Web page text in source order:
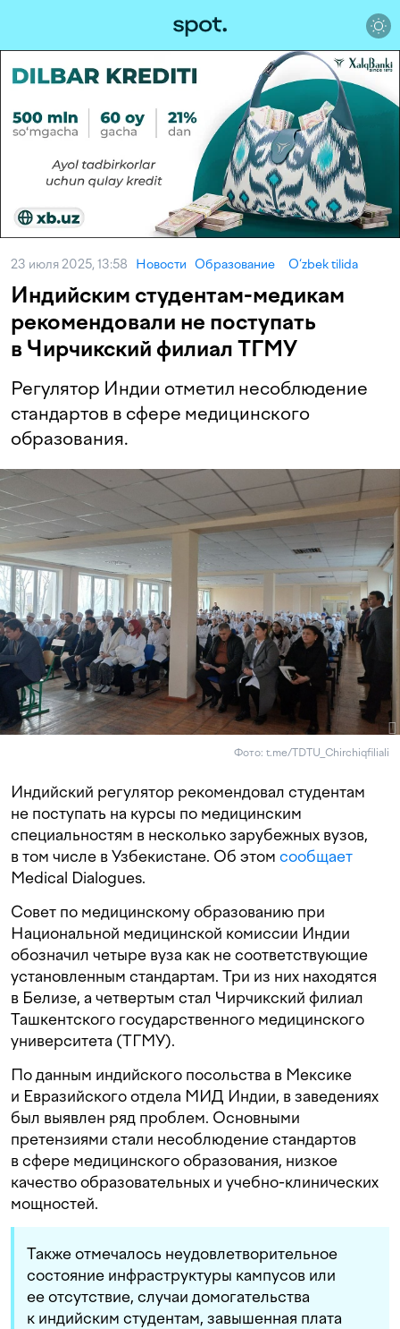
23 июля 2025, 13:58 Новости Образование O‘zbek tilida
Индийским студентам-медикам
рекомендовали не поступать
в Чирчикский филиал ТГМУ
Регулятор Индии отметил несоблюдение
стандартов в сфере медицинского
образования.
Фото: t.me/TDTU_Chirchiqfiliali
Индийский регулятор рекомендовал студентам
не поступать на курсы по медицинским
специальностям в несколько зарубежных вузов,
в том числе в Узбекистане. Об этом сообщает
Medical Dialogues.
Совет по медицинскому образованию при
Национальной медицинской комиссии Индии
обозначил четыре вуза как не соответствующие
установленным стандартам. Три из них находятся
в Белизе, а четвертым стал Чирчикский филиал
Ташкентского государственного медицинского
университета (ТГМУ).
По данным индийского посольства в Мексике
и Евразийского отдела МИД Индии, в заведениях
был выявлен ряд проблем. Основными
претензиями стали несоблюдение стандартов
в сфере медицинского образования, низкое
качество образовательных и учебно-клинических
мощностей.
Также отмечалось неудовлетворительное
состояние инфраструктуры кампусов или
ее отсутствие, случаи домогательства
к индийским студентам, завышенная плата